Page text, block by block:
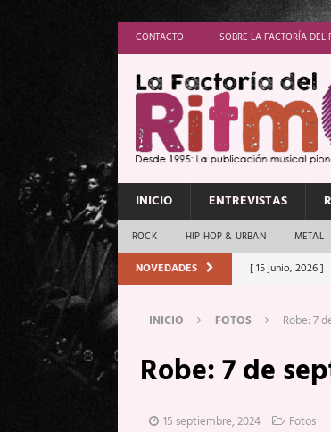
CONTACTO SOBRE LA FACTORÍA DEL
INICIO ENTREVISTAS
ROCK HIP HOP & URBAN METAL
NOVEDADES [ 15 junio, 2026 ]
[ 11 junio, 2026 ]
[ 1 junio, 2026 ]
[ 24 mayo, 2026 ]
[ 20 mayo, 2026 ]
INICIO FOTOS Robe: 7
Robe: 7 de
15 septiembre, 2024 Fotos